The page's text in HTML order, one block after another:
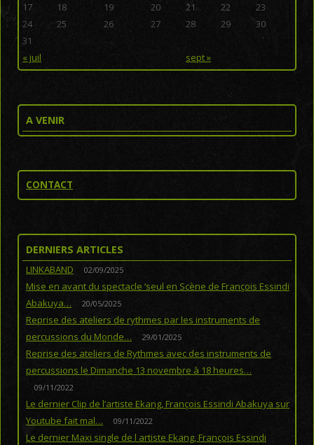
« juil sept »
17
18 19 20 21 22
23
24
25 26 27 28 29
30
31
A VENIR
CONTACT
DERNIERS ARTICLES
LINKABAND 02/09/2025
Mise en avant du spectacle ‘seul en Scène de François Essindi
Abakuya…
20/05/2025
Reprise des ateliers de rythmes par les instruments de
percussions du Monde…
29/01/2025
Reprise des ateliers de Rythmes avec des instruments de
percussions le Dimanche 13 novembre à 18 heures…
09/11/2022
Le dernier Clip de l’artiste Ekang, François Essindi Abakuya sur
Youtube fait mal…
09/11/2022
Le dernier Maxi single de l artiste Ekang, François Essindi